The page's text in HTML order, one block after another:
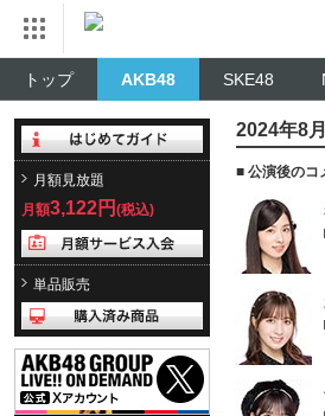
トップ AKB48 SKE48
月額見放題
月額3,122円 (税込)
単品販売
2024年8
■ 公演後のコ